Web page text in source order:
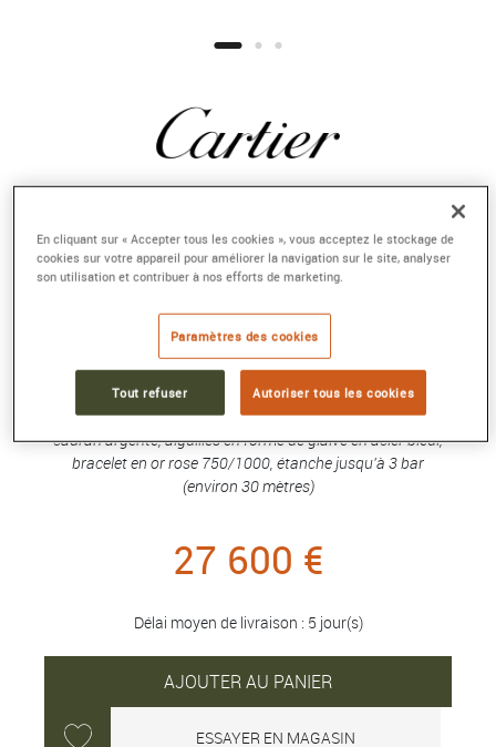
MONTRE PANTHÈRE DE CARTIER
Petit modèle, quartz, or rose
Montre Panthère de Cartier, petit modèle, mouvement à
quartz. Boîte en or rose 750/1000, dimensions : 23 mm x 30
mm, épaisseur : 6 mm, couronne ornée d'un saphir bleu,
cadran argenté, aiguilles en forme de glaive en acier bleui,
bracelet en or rose 750/1000, étanche jusqu'à 3 bar
(environ 30 mètres)
27 600 €
Délai moyen de livraison : 5 jour(s)
AJOUTER AU PANIER
ESSAYER EN MAGASIN
En cliquant sur « Accepter tous les cookies », vous acceptez le stockage de
cookies sur votre appareil pour améliorer la navigation sur le site, analyser
son utilisation et contribuer à nos efforts de marketing.
Paramètres des cookies
Tout refuser Autoriser tous les cookies